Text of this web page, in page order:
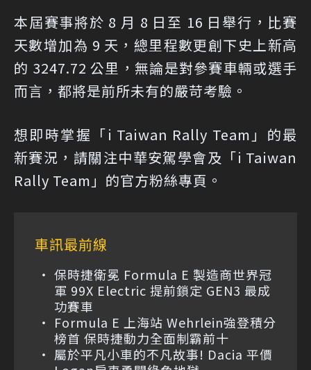
本屆賽事將於 8 月 8 日至 16 日舉行，比賽
天數增加為 9 天，總里程數更創下史上新高
的 3247.72 公里，無論是對參賽車輛或選手
而言，都將是前所未有的嚴苛考驗。
想即時掌握「i Taiwan Rally Team」的最
新賽況，請關注中華安駕學會及「i Taiwan
Rally Team」的官方粉絲專頁。
車訊最前線
保時捷衛冕 Formula E 製造商世界冠
軍 99X Electric 提前鎖定 GEN3 最成
功賽車
Formula E 上海站 Wehrlein強登積分
榜首 保時捷動力全面制霸前十
屬於平凡小車的不凡故事! Dacia 平價